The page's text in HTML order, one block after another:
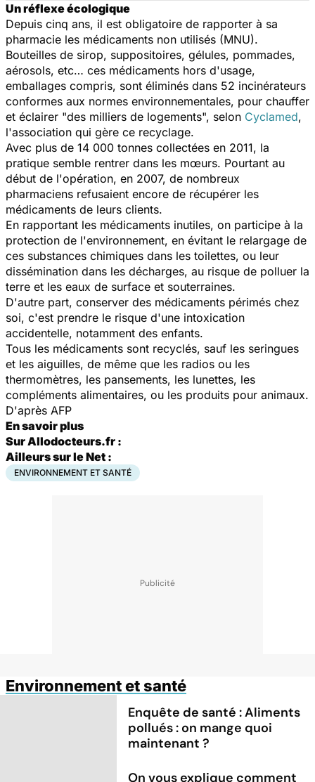
Un réflexe écologique
Depuis cinq ans, il est obligatoire de rapporter à sa
pharmacie les médicaments non utilisés (MNU).
Bouteilles de sirop, suppositoires, gélules, pommades,
aérosols, etc… ces médicaments hors d'usage,
emballages compris, sont éliminés dans 52 incinérateurs
conformes aux normes environnementales, pour chauffer
et éclairer "des milliers de logements", selon Cyclamed,
l'association qui gère ce recyclage.
Avec plus de 14 000 tonnes collectées en 2011, la
pratique semble rentrer dans les mœurs. Pourtant au
début de l'opération, en 2007, de nombreux
pharmaciens refusaient encore de récupérer les
médicaments de leurs clients.
En rapportant les médicaments inutiles, on participe à la
protection de l'environnement, en évitant le relargage de
ces substances chimiques dans les toilettes, ou leur
dissémination dans les décharges, au risque de polluer la
terre et les eaux de surface et souterraines.
D'autre part, conserver des médicaments périmés chez
soi, c'est prendre le risque d'une intoxication
accidentelle, notamment des enfants.
Tous les médicaments sont recyclés, sauf les seringues
et les aiguilles, de même que les radios ou les
thermomètres, les pansements, les lunettes, les
compléments alimentaires, ou les produits pour animaux.
D'après AFP
En savoir plus
Sur Allodocteurs.fr :
Ailleurs sur le Net :
ENVIRONNEMENT ET SANTÉ
Environnement et santé
Enquête de santé : Aliments
pollués : on mange quoi
maintenant ?
On vous explique comment